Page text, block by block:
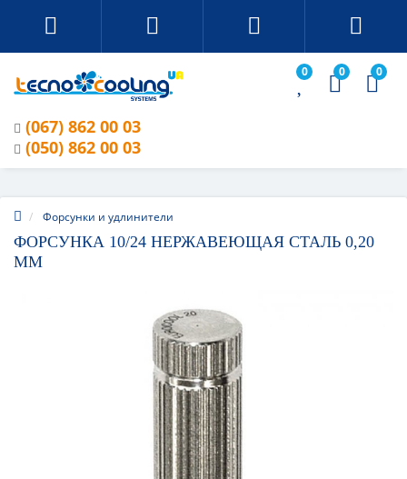
0 0 0
(067) 862 00 03
(050) 862 00 03
Форсунки и удлинители
ФОРСУНКА 10/24 НЕРЖАВЕЮЩАЯ СТАЛЬ 0,20
ММ